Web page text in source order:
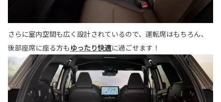
さらに室内空間も広く設計されているので、運転席はもちろん、
後部座席に座る方も ゆったり快適に過ごせます！